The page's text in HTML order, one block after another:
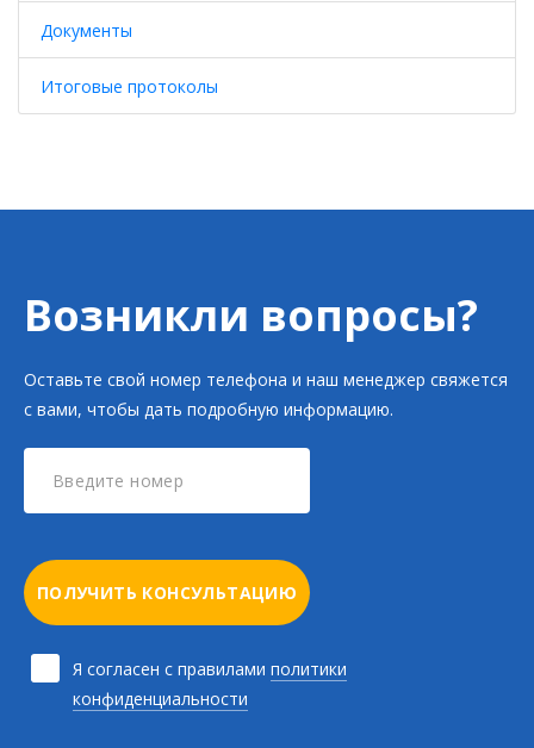
Документы
Итоговые протоколы
Возникли вопросы?
Оставьте свой номер телефона и наш менеджер свяжется
с вами, чтобы дать подробную информацию.
ПОЛУЧИТЬ КОНСУЛЬТАЦИЮ
Я согласен с правилами политики
конфиденциальности